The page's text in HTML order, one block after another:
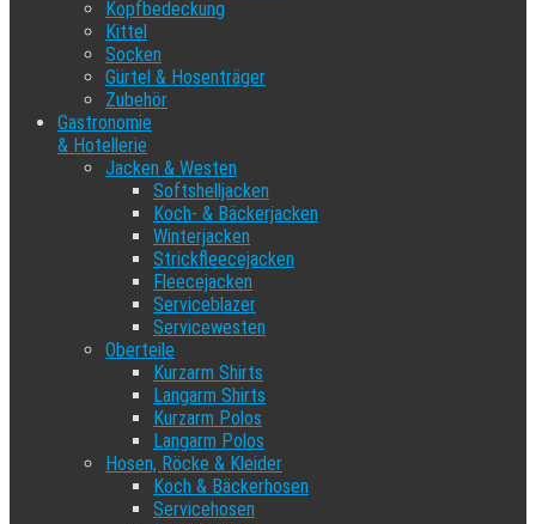
Kopfbedeckung
Kittel
Socken
Gürtel & Hosenträger
Zubehör
Gastronomie
& Hotellerie
Jacken & Westen
Softshelljacken
Koch- & Bäckerjacken
Winterjacken
Strickfleecejacken
Fleecejacken
Serviceblazer
Servicewesten
Oberteile
Kurzarm Shirts
Langarm Shirts
Kurzarm Polos
Langarm Polos
Hosen, Röcke & Kleider
Koch & Bäckerhosen
Servicehosen